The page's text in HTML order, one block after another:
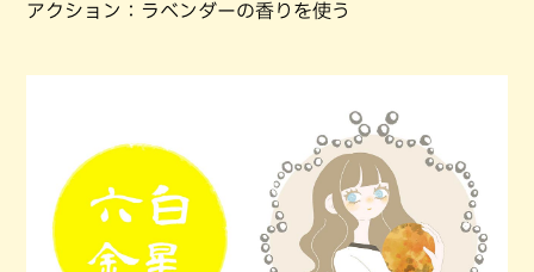
アクション：ラベンダーの香りを使う